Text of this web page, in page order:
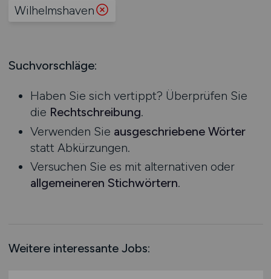
Prozessplanung / Steuerung
Supply Chain Management
Vertrieb / Verkauf / Handel
Zoll / Behörden
Sonstige
Praktikum
Hessen
Nordrhein-Westfalen
Saarland
Sachsen
Sachsen-Anhalt
Schleswig-Holstein
Thüringen
Deutschlandweit
Europa
Wilhelmshaven
Suchvorschläge:
Haben Sie sich vertippt? Überprüfen Sie
die Rechtschreibung.
Verwenden Sie ausgeschriebene Wörter
statt Abkürzungen.
Versuchen Sie es mit alternativen oder
allgemeineren Stichwörtern.
Weitere interessante Jobs: